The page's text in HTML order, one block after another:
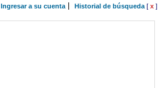
Ingresar a su cuenta Historial de búsqueda[ x ]